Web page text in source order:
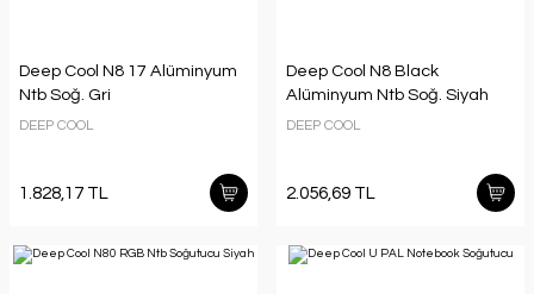
Deep Cool N8 17 Alüminyum
Ntb Soğ. Gri
DEEP COOL
1.828,17 TL
Deep Cool N8 Black
Alüminyum Ntb Soğ. Siyah
DEEP COOL
2.056,69 TL